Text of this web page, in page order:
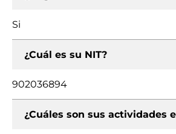
Si
¿Cuál es su NIT?
902036894
¿Cuáles son sus actividades